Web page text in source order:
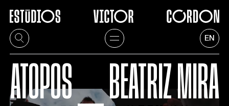
EN
ATOPOS ⎯ BEATRIZ MIRA